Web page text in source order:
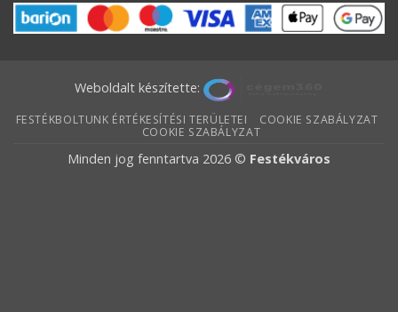
Weboldalt készítette:
FESTÉKBOLTUNK ÉRTÉKESÍTÉSI TERÜLETEI
COOKIE SZABÁLYZAT
COOKIE SZABÁLYZAT
Minden jog fenntartva 2026 © Festékváros